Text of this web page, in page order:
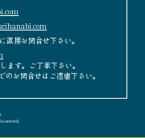
直接お問合せ下さい。
ます。ご了承下さい。
お問合せはご遠慮下さい。